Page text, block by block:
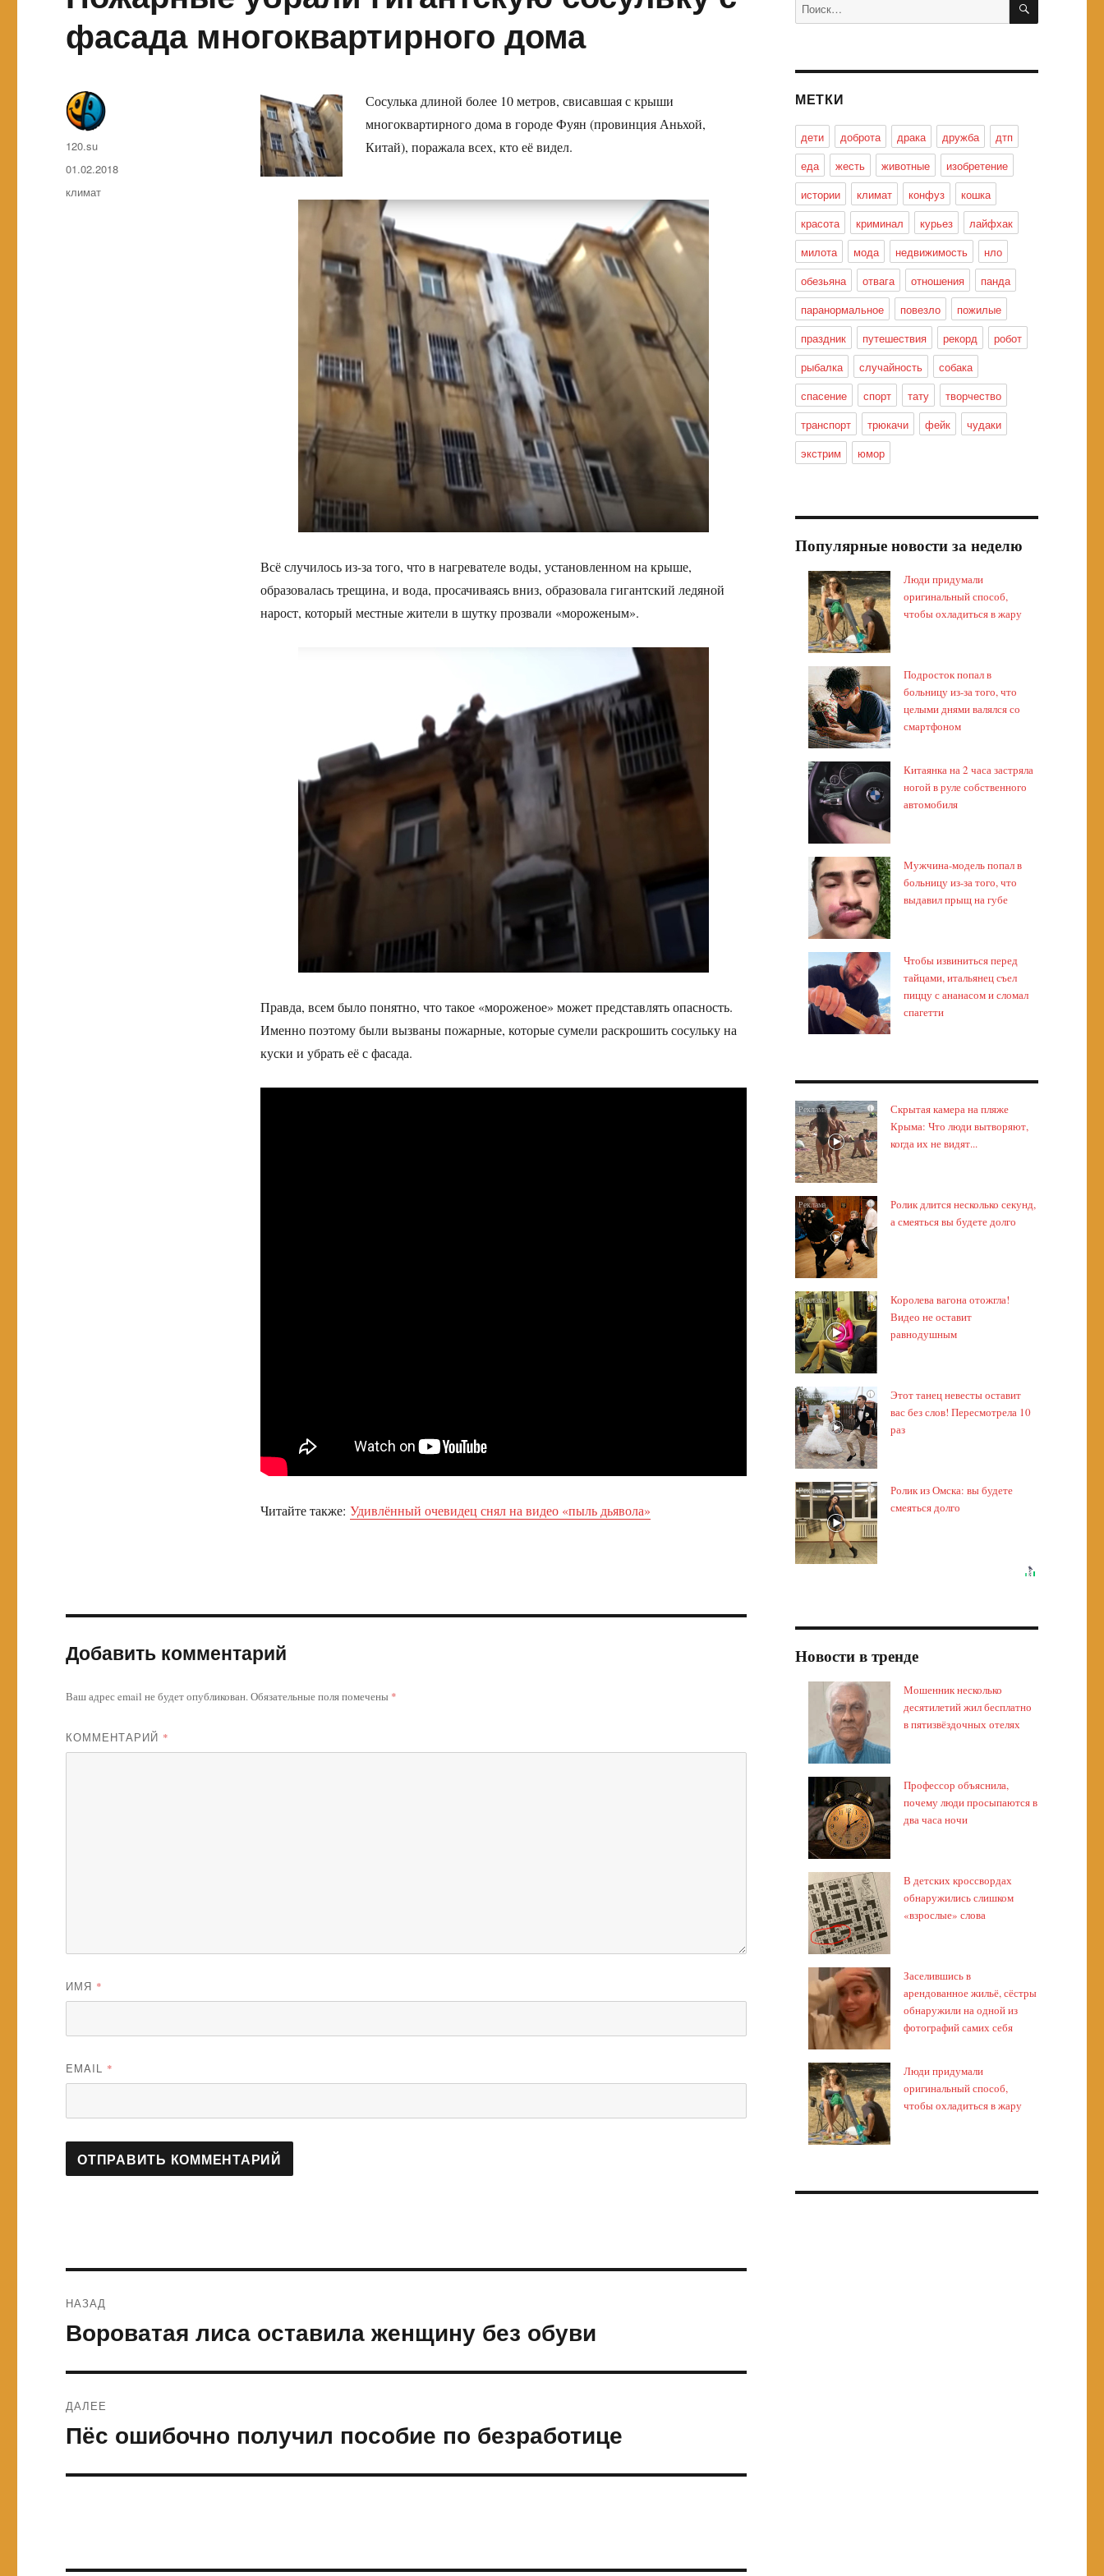
фасада многоквартирного дома
Сосулька длиной более 10 метров, свисавшая с крыши
многоквартирного дома в городе Фуян (провинция Аньхой,
Китай), поражала всех, кто её видел.
Всё случилось из-за того, что в нагревателе воды, установленном на крыше,
образовалась трещина, и вода, просачиваясь вниз, образовала гигантский ледяной
нарост, который местные жители в шутку прозвали «мороженым».
Правда, всем было понятно, что такое «мороженое» может представлять опасность.
Именно поэтому были вызваны пожарные, которые сумели раскрошить сосульку на
куски и убрать её с фасада.
Читайте также: Удивлённый очевидец снял на видео «пыль дьявола»
Автор
120.su
Опубликовано
01.02.2018
Метки
климат
Добавить комментарий
Ваш адрес email не будет опубликован.Обязательные поля помечены *
КОММЕНТАРИЙ *
ИМЯ *
EMAIL *
по
НАЗАД
Предыдущая
запись:
Вороватая лиса оставила женщину без обуви
ДАЛЕЕ
Следующая
Пёс ошибочно получил пособие по безработице
МЕТКИ
дети доброта драка дружба
дтп
еда
жесть животные
изобретение
истории
климат конфуз
кошка
красота
криминал курьез
лайфхак
милота
мода недвижимость
нло
обезьяна
отвага отношения
панда
паранормальное
повезло
пожилые
праздник
путешествия рекорд
робот
рыбалка
случайность
собака
спасение
спорт тату
творчество
транспорт
трюкачи фейк
чудаки
экстрим
юмор
Популярные новости за неделю
Люди придумали
оригинальный способ,
чтобы охладиться в жару
Подросток попал в
больницу из-за того, что
целыми днями валялся со
смартфоном
Китаянка на 2 часа застряла
ногой в руле собственного
автомобиля
Мужчина-модель попал в
больницу из-за того, что
выдавил прыщ на губе
Чтобы извиниться перед
тайцами, итальянец съел
пиццу с ананасом и сломал
спагетти
i
Скрытая камера на пляже
Крыма: Что люди вытворяют,
когда их не видят...
i
Ролик длится несколько секунд,
а смеяться вы будете долго
i
Королева вагона отожгла!
Видео не оставит
равнодушным
i
Этот танец невесты оставит
вас без слов! Пересмотрела 10
раз
i
Ролик из Омска: вы будете
смеяться долго
Новости в тренде
Мошенник несколько
десятилетий жил бесплатно
в пятизвёздочных отелях
Профессор объяснила,
почему люди просыпаются в
два часа ночи
В детских кроссвордах
обнаружились слишком
«взрослые» слова
Заселившись в
арендованное жильё, сёстры
обнаружили на одной из
фотографий самих себя
Люди придумали
оригинальный способ,
чтобы охладиться в жару